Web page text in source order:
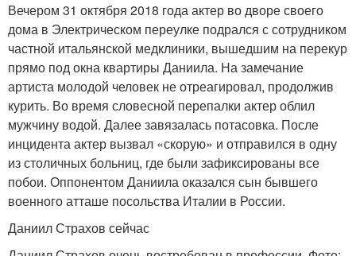
Вечером 31 октября 2018 года актер во дворе своего
дома в Электрическом переулке подрался с сотрудником
частной итальянской медклиники, вышедшим на перекур
прямо под окна квартиры Даниила. На замечание
артиста молодой человек не отреагировал, продолжив
курить. Во время словесной перепалки актер облил
мужчину водой. Далее завязалась потасовка. После
инцидента актер вызвал «скорую» и отправился в одну
из столичных больниц, где были зафиксированы все
побои. Оппонентом Даниила оказался сын бывшего
военного атташе посольства Италии в России.
Даниил Страхов сейчас